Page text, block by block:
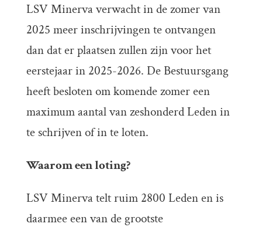
LSV Minerva verwacht in de zomer van
2025 meer inschrijvingen te ontvangen
dan dat er plaatsen zullen zijn voor het
eerstejaar in 2025-2026. De Bestuursgang
heeft besloten om komende zomer een
maximum aantal van zeshonderd Leden in
te schrijven of in te loten.
Waarom een loting?
LSV Minerva telt ruim 2800 Leden en is
daarmee een van de grootste